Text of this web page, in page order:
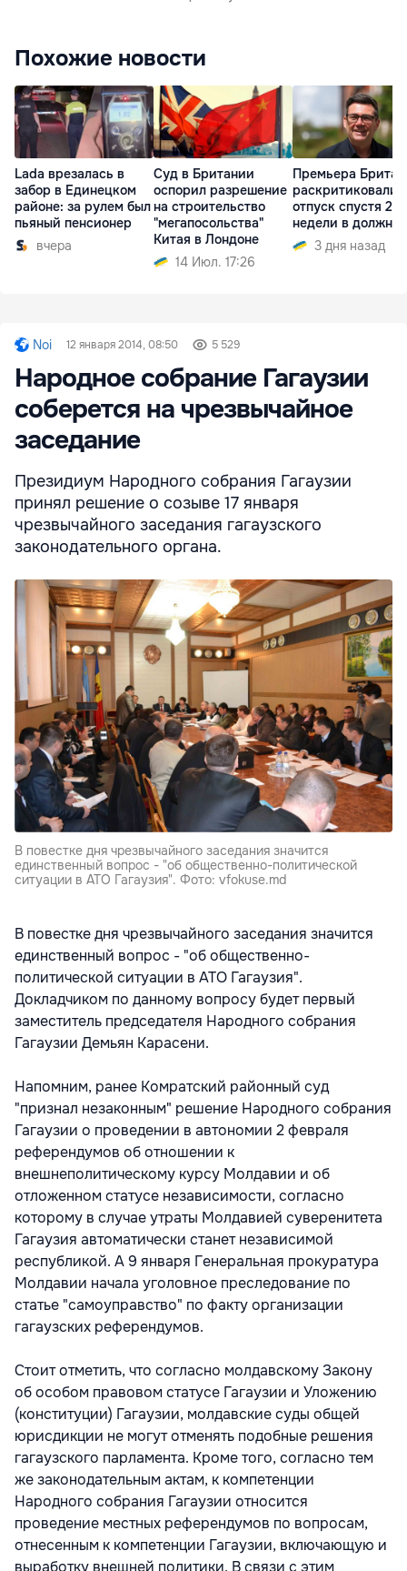
Похожие новости
Lada врезалась в
забор в Единецком
районе: за рулем был
пьяный пенсионер
вчера
Суд в Британии
оспорил разрешение
на строительство
"мегапосольства"
Китая в Лондоне
14 Июл. 17:26
Премьера
раскритиковали
отпуск спустя 2
недели в
3 дня назад
Noi 12 января 2014, 08:50 5 529
Народное собрание Гагаузии
соберется на чрезвычайное
заседание
Президиум Народного собрания Гагаузии
принял решение о созыве 17 января
чрезвычайного заседания гагаузского
законодательного органа.
В повестке дня чрезвычайного заседания значится
единственный вопрос - "об общественно-политической
ситуации в АТО Гагаузия". Фото: vfokuse.md
В повестке дня чрезвычайного заседания значится
единственный вопрос - "об общественно-
политической ситуации в АТО Гагаузия".
Докладчиком по данному вопросу будет первый
заместитель председателя Народного собрания
Гагаузии Демьян Карасени.
Напомним, ранее Комратский районный суд
"признал незаконным" решение Народного собрания
Гагаузии о проведении в автономии 2 февраля
референдумов об отношении к
внешнеполитическому курсу Молдавии и об
отложенном статусе независимости, согласно
которому в случае утраты Молдавией суверенитета
Гагаузия автоматически станет независимой
республикой. А 9 января Генеральная прокуратура
Молдавии начала уголовное преследование по
статье "самоуправство" по факту организации
гагаузских референдумов.
Стоит отметить, что согласно молдавскому Закону
об особом правовом статусе Гагаузии и Уложению
(конституции) Гагаузии, молдавские суды общей
юрисдикции не могут отменять подобные решения
гагаузского парламента. Кроме того, согласно тем
же законодательным актам, к компетенции
Народного собрания Гагаузии относится
проведение местных референдумов по вопросам,
отнесенным к компетенции Гагаузии, включающую и
выработку внешней политики. В связи с этим